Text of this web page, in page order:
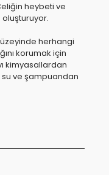
heybeti ve
herhangi
korumak için
kimyasallardan
su ve şampuandan